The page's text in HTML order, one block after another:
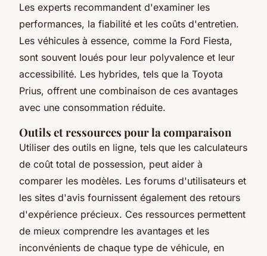
Les experts recommandent d'examiner les
performances, la fiabilité et les coûts d'entretien.
Les véhicules à essence, comme la Ford Fiesta,
sont souvent loués pour leur polyvalence et leur
accessibilité. Les hybrides, tels que la Toyota
Prius, offrent une combinaison de ces avantages
avec une consommation réduite.
Outils et ressources pour la comparaison
Utiliser des outils en ligne, tels que les calculateurs
de coût total de possession, peut aider à
comparer les modèles. Les forums d'utilisateurs et
les sites d'avis fournissent également des retours
d'expérience précieux. Ces ressources permettent
de mieux comprendre les avantages et les
inconvénients de chaque type de véhicule, en